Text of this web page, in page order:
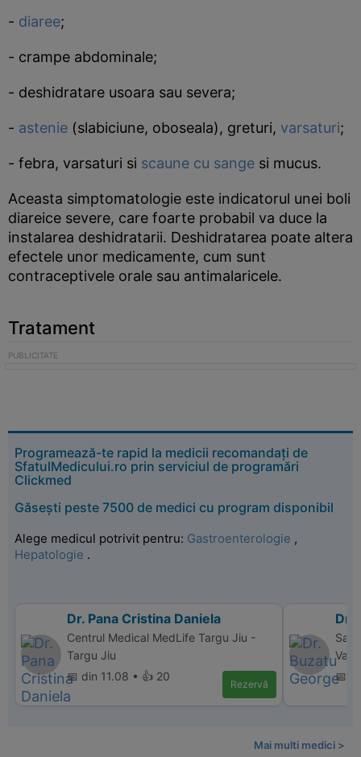
- diaree;
- crampe abdominale;
- deshidratare usoara sau severa;
- astenie (slabiciune, oboseala), greturi, varsaturi;
- febra, varsaturi si scaune cu sange si mucus.
Aceasta simptomatologie este indicatorul unei boli
diareice severe, care foarte probabil va duce la
instalarea deshidratarii. Deshidratarea poate altera
efectele unor medicamente, cum sunt
contraceptivele orale sau antimalaricele.
Tratament
Programează-te rapid la medicii recomandați de
SfatulMedicului.ro prin serviciul de programări
Clickmed
Găsești peste 7500 de medici cu program disponibil
Alege medicul potrivit pentru: Gastroenterologie ,
Hepatologie .
Dr. Pana Cristina Daniela
Centrul Medical MedLife Targu Jiu -
Targu Jiu
📅 din 11.08 • 👍 20
Rezervă
Dr.
📅
Mai multi medici >